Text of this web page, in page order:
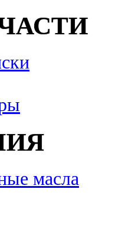
масла